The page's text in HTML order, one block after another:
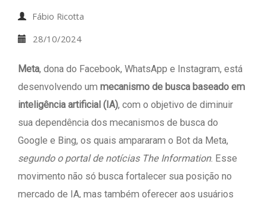
Fábio Ricotta
28/10/2024
Meta, dona do Facebook, WhatsApp e Instagram, está
desenvolvendo um mecanismo de busca baseado em
inteligência artificial (IA), com o objetivo de diminuir
sua dependência dos mecanismos de busca do
Google e Bing, os quais ampararam o Bot da Meta,
segundo o portal de notícias The Information. Esse
movimento não só busca fortalecer sua posição no
mercado de IA, mas também oferecer aos usuários